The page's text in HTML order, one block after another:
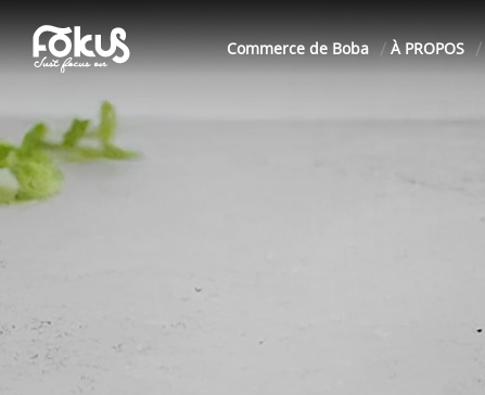
Commerce de Boba À PROPOS